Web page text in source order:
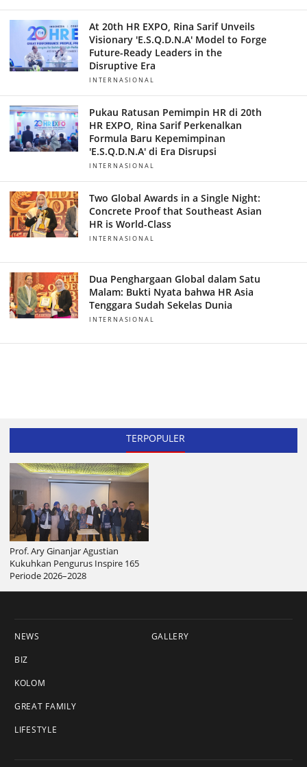
At 20th HR EXPO, Rina Sarif Unveils
Visionary 'E.S.Q.D.N.A' Model to Forge
Future-Ready Leaders in the
Disruptive Era
INTERNASIONAL
Pukau Ratusan Pemimpin HR di 20th
HR EXPO, Rina Sarif Perkenalkan
Formula Baru Kepemimpinan
'E.S.Q.D.N.A' di Era Disrupsi
INTERNASIONAL
Two Global Awards in a Single Night:
Concrete Proof that Southeast Asian
HR is World-Class
INTERNASIONAL
Dua Penghargaan Global dalam Satu
Malam: Bukti Nyata bahwa HR Asia
Tenggara Sudah Sekelas Dunia
INTERNASIONAL
TERPOPULER
Prof. Ary Ginanjar Agustian
Kukuhkan Pengurus Inspire 165
Periode 2026–2028
NEWS
BIZ
KOLOM
GREAT FAMILY
LIFESTYLE
GALLERY